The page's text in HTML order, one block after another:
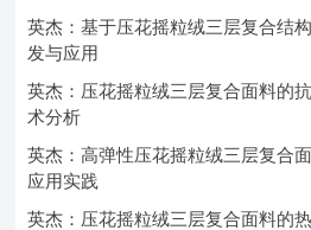
英杰：基于压花摇粒绒三层复合结
发与应用
英杰：压花摇粒绒三层复合面料的
术分析
英杰：高弹性压花摇粒绒三层复合
应用实践
英杰：压花摇粒绒三层复合面料的